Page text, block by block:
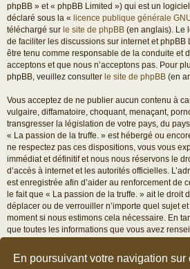
En poursuivant votre navigation sur
phpBB » et « phpBB Limited ») qui est un
déclaré sous la « licence publique générale
téléchargé sur le site de phpBB (en anglais). Le
de faciliter les discussions sur internet et
être tenu comme responsable de la conduite et
acceptons et que nous n’acceptons pas. Pour
phpBB, veuillez consulter le site de phpBB (en
Vous acceptez de ne publier aucun contenu à
vulgaire, diffamatoire, choquant, menaçant,
transgresser la législation de votre pays, du
« La passion de la truffe. » est hébergé ou
ne respectez pas ces dispositions, vous vous
immédiat et définitif et nous nous réservons le
d’accès à internet et les autorités officielles.
est enregistrée afin d’aider au renforcement de
le fait que « La passion de la truffe. » ait le droit
déplacer ou de verrouiller n’importe quel sujet et
moment si nous estimons cela nécessaire. En
que toutes les informations que vous avez
dans notre base de données. Bien que ces
diffusées à une tierce partie sans votre
truffe. », ni phpBB, ne pourront être tenus